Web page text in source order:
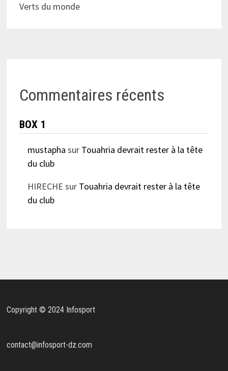
Verts du monde
Commentaires récents
BOX 1
mustapha sur Touahria devrait rester à la tête
du club
HIRECHE sur Touahria devrait rester à la tête
du club
Copyright © 2024 Infosport
contact@infosport-dz.com